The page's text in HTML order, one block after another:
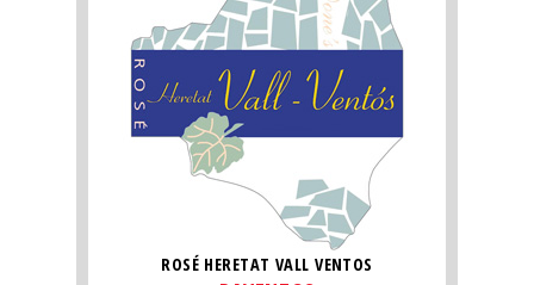
ROSÉ HERETAT VALL VENTOS